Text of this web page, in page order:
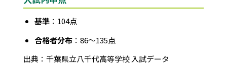
基準 ：104点
合格者分布 ：86～135点
出典：千葉県立八千代高等学校 入試データ